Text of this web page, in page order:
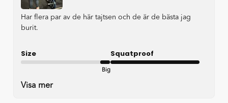
Har flera par av de här tajtsen och de är de bästa jag
burit.
Size
Big
Squatproof
Visa mer